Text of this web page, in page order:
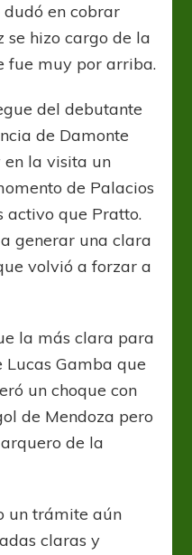
en cobrar
se hizo cargo de la
fue muy por arriba.
del debutante
de Damonte
en la visita un
de Palacios
activo que Pratto.
generar una clara
volvió a forzar a
la más clara para
Gamba que
un choque con
de Mendoza pero
de la
un trámite aún
claras y